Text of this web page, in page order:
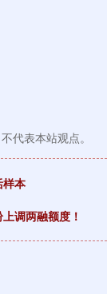
代表本站观点。
样本
调两融额度！